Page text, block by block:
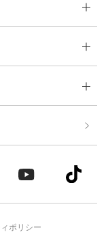
ポリシー